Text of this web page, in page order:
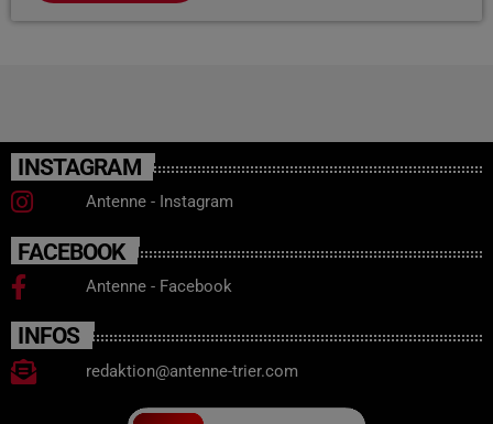
INSTAGRAM
Antenne - Instagram
FACEBOOK
Antenne - Facebook
INFOS
redaktion@antenne-trier.com